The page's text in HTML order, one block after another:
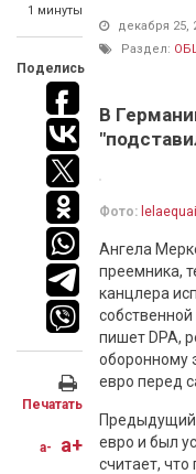
1 минуты
Поделись
Печатать
a- a+
декабря 25,
Раздел:
В
Фото:
Ангела
преемника,
канцлера
пишет DPA,
оборонному
евро перед
Предыдущий
евро и был
считает,